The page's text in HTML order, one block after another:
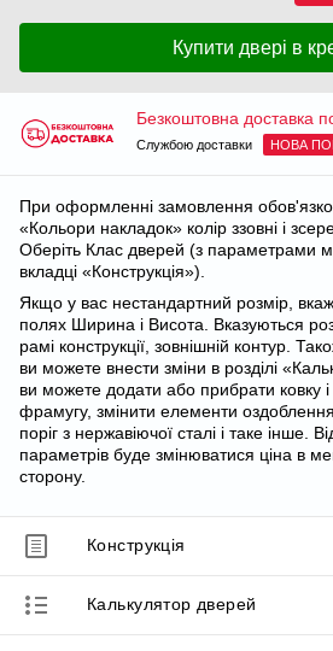
Купити двері в
Безкоштовна доставка
Службою доставки НОВА
При оформленні замовлення
«Кольори накладок» колір ззовні і
Оберіть Клас дверей (з параметрами
вкладці «Конструкція»).
Якщо у вас нестандартний розмір,
полях Ширина і Висота. Вказуються
рамі конструкції, зовнішній контур.
ви можете внести зміни в розділі
ви можете додати або прибрати ковку і
фрамугу, змінити елементи
поріг з нержавіючої сталі і таке інше.
параметрів буде змінюватися ціна в
сторону.
Конструкція
Калькулятор дверей